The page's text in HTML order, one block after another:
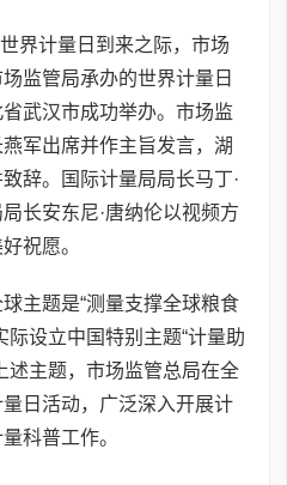
界计量日到来之际，市场
监管局承办的世界计量日
武汉市成功举办。市场监
军出席并作主旨发言，湖
辞。国际计量局局长马丁·
长安东尼·唐纳伦以视频方
祝愿。
主题是“测量支撑全球粮食
际设立中国特别主题“计量助
述主题，市场监管总局在全
日活动，广泛深入开展计
科普工作。